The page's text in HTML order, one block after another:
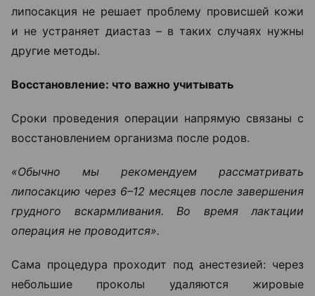
липосакция не решает проблему провисшей кожи
и не устраняет диастаз – в таких случаях нужны
другие методы.
Восстановление: что важно учитывать
Сроки проведения операции напрямую связаны с
восстановлением организма после родов.
«Обычно мы рекомендуем рассматривать
липосакцию через 6–12 месяцев после завершения
грудного вскармливания. Во время лактации
операция не проводится».
Сама процедура проходит под анестезией: через
небольшие проколы удаляются жировые